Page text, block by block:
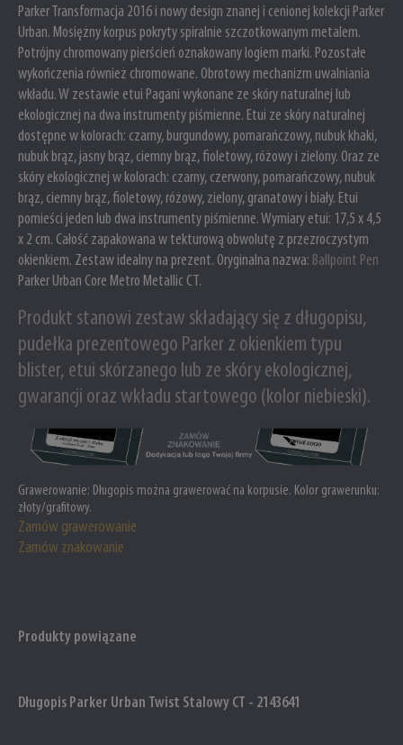
Parker Transformacja 2016 i nowy design znanej i cenionej kolekcji Parker
Urban. Mosiężny korpus pokryty spiralnie szczotkowanym metalem.
Potrójny chromowany pierścień oznakowany logiem marki. Pozostałe
wykończenia również chromowane. Obrotowy mechanizm uwalniania
wkładu. W zestawie etui Pagani wykonane ze skóry naturalnej lub
ekologicznej na dwa instrumenty piśmienne. Etui ze skóry naturalnej
dostępne w kolorach: czarny, burgundowy, pomarańczowy, nubuk khaki,
nubuk brąz, jasny brąz, ciemny brąz, fioletowy, różowy i zielony. Oraz ze
skóry ekologicznej w kolorach: czarny, czerwony, pomarańczowy, nubuk
brąz, ciemny brąz, fioletowy, różowy, zielony, granatowy i biały. Etui
pomieści jeden lub dwa instrumenty piśmienne. Wymiary etui: 17,5 x 4,5
x 2 cm. Całość zapakowana w tekturową obwolutę z przezroczystym
okienkiem. Zestaw idealny na prezent. Oryginalna nazwa: Ballpoint Pen
Parker Urban Core Metro Metallic CT.
Produkt stanowi zestaw składający się z długopisu,
pudełka prezentowego Parker z okienkiem typu
blister, etui skórzanego lub ze skóry ekologicznej,
gwarancji oraz wkładu startowego (kolor niebieski).
Grawerowanie: Długopis można grawerować na korpusie. Kolor grawerunku:
złoty/grafitowy.
Zamów grawerowanie
Zamów znakowanie
Produkty powiązane
Długopis Parker Urban Twist Stalowy CT - 2143641